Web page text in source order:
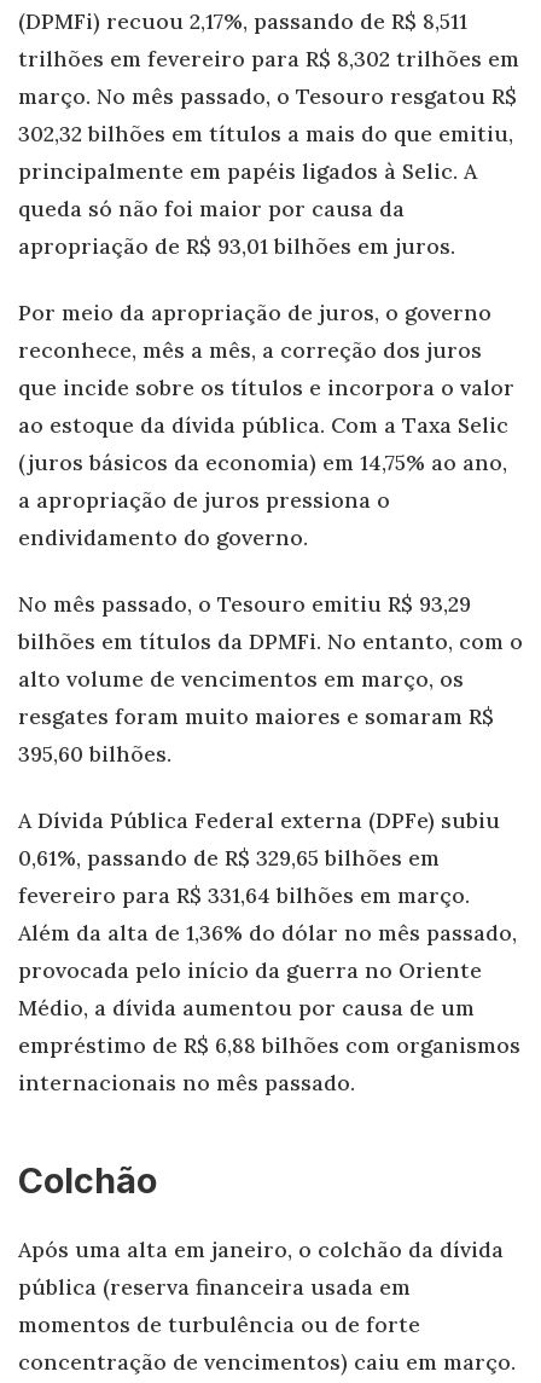
(DPMFi) recuou 2,17%, passando de R$ 8,511
trilhões em fevereiro para R$ 8,302 trilhões em
março. No mês passado, o Tesouro resgatou R$
302,32 bilhões em títulos a mais do que emitiu,
principalmente em papéis ligados à Selic. A
queda só não foi maior por causa da
apropriação de R$ 93,01 bilhões em juros.
Por meio da apropriação de juros, o governo
reconhece, mês a mês, a correção dos juros
que incide sobre os títulos e incorpora o valor
ao estoque da dívida pública. Com a Taxa Selic
(juros básicos da economia) em 14,75% ao ano,
a apropriação de juros pressiona o
endividamento do governo.
No mês passado, o Tesouro emitiu R$ 93,29
bilhões em títulos da DPMFi. No entanto, com o
alto volume de vencimentos em março, os
resgates foram muito maiores e somaram R$
395,60 bilhões.
A Dívida Pública Federal externa (DPFe) subiu
0,61%, passando de R$ 329,65 bilhões em
fevereiro para R$ 331,64 bilhões em março.
Além da alta de 1,36% do dólar no mês passado,
provocada pelo início da guerra no Oriente
Médio, a dívida aumentou por causa de um
empréstimo de R$ 6,88 bilhões com organismos
internacionais no mês passado.
Colchão
Após uma alta em janeiro, o colchão da dívida
pública (reserva financeira usada em
momentos de turbulência ou de forte
concentração de vencimentos) caiu em março.